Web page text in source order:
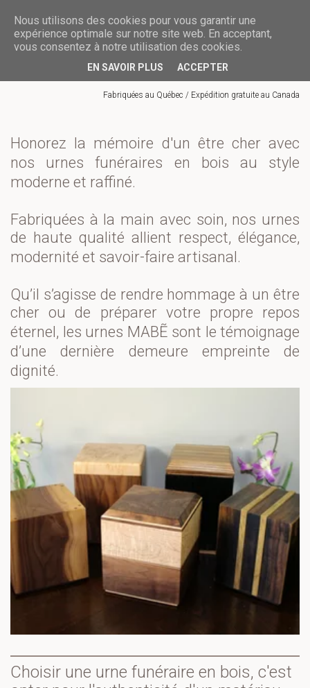
URN­­­­ES FUNÉRAIRES
Fabriquées au Québec / Expédition gratuite au Canada
Honorez la mémoire d'un être cher avec
nos urnes funéraires en bois au style
moderne et raffiné.
Fabriquées à la main avec soin, nos urnes
de haute qualité allient respect, élégance,
modernité et savoir-faire artisanal.
Qu’il s’agisse de rendre hommage à un être
cher ou de préparer votre propre repos
éternel, les urnes MABẼ sont le témoignage
d’une dernière demeure empreinte de
dignité.
Choisir une urne funéraire en bois, c'est
Nous utilisons des cookies pour vous garantir une
expérience optimale sur notre site web. En acceptant,
vous consentez à notre utilisation des cookies.
EN SAVOIR PLUS ACCEPTER